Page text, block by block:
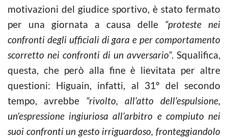
motivazioni del giudice sportivo, è stato fermato
per una giornata a causa delle “proteste nei
confronti degli ufficiali di gara e per comportamento
scorretto nei confronti di un avversario”. Squalifica,
questa, che però alla fine è lievitata per altre
questioni: Higuain, infatti, al 31° del secondo
tempo, avrebbe “rivolto, all’atto dell’espulsione,
un’espressione ingiuriosa all’arbitro e compiuto nei
suoi confronti un gesto irriguardoso, fronteggiandolo